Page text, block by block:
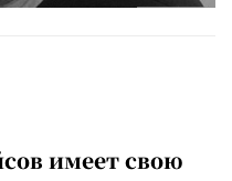
имеет свою